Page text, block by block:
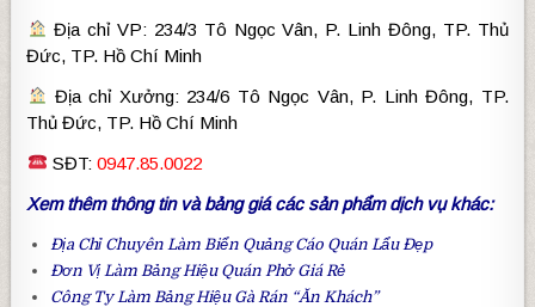
Địa chỉ VP: 234/3 Tô Ngọc Vân, P. Linh Đông, TP. Thủ
Đức, TP. Hồ Chí Minh
Địa chỉ Xưởng: 234/6 Tô Ngọc Vân, P. Linh Đông, TP.
Thủ Đức, TP. Hồ Chí Minh
SĐT: 0947.85.0022
Xem thêm thông tin và bảng giá các sản phẩm dịch vụ khác:
Địa Chỉ Chuyên Làm Biển Quảng Cáo Quán LẩuĐẹp
Đơn Vị Làm Bảng Hiệu Quán PhởGiá Rẻ
Công Ty Làm Bảng Hiệu Gà Rán “Ăn Khách”